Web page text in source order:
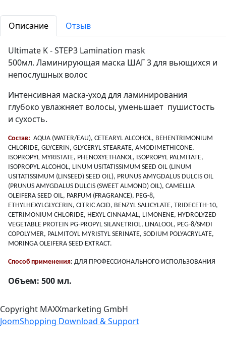
Описание Отзыв
Ultimate K - STEP3 Lamination mask
500мл. Ламинирующая маска ШАГ 3 для вьющихся и
непослушных волос
Интенсивная маска-уход для ламинирования
глубоко увлажняет волосы, уменьшает пушистость
и сухость.
Состав: AQUA (WATER/EAU), CETEARYL ALCOHOL, BEHENTRIMONIUM
CHLORIDE, GLYCERIN, GLYCERYL STEARATE, AMODIMETHICONE,
ISOPROPYL MYRISTATE, PHENOXYETHANOL, ISOPROPYL PALMITATE,
ISOPROPYL ALCOHOL, LINUM USITATISSIMUM SEED OIL (LINUM
USITATISSIMUM (LINSEED) SEED OIL), PRUNUS AMYGDALUS DULCIS OIL
(PRUNUS AMYGDALUS DULCIS (SWEET ALMOND) OIL), CAMELLIA
OLEIFERA SEED OIL, PARFUM (FRAGRANCE), PEG-8,
ETHYLHEXYLGLYCERIN, CITRIC ACID, BENZYL SALICYLATE, TRIDECETH-10,
CETRIMONIUM CHLORIDE, HEXYL CINNAMAL, LIMONENE, HYDROLYZED
VEGETABLE PROTEIN PG-PROPYL SILANETRIOL, LINALOOL, PEG-8/SMDI
COPOLYMER, PALMITOYL MYRISTYL SERINATE, SODIUM POLYACRYLATE,
MORINGA OLEIFERA SEED EXTRACT.
Способ применения: ДЛЯ ПРОФЕССИОНАЛЬНОГО ИСПОЛЬЗОВАНИЯ
Объем: 500 мл.
Copyright MAXXmarketing GmbH
JoomShopping Download & Support